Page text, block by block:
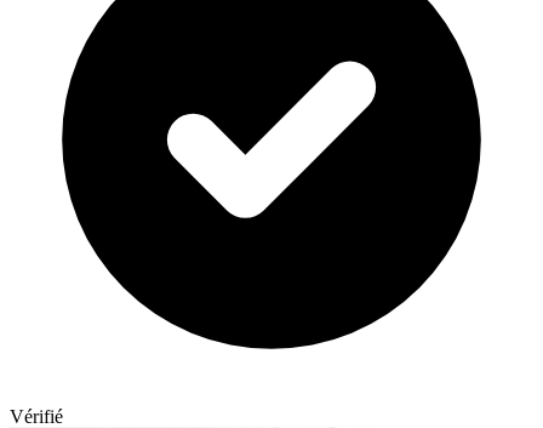
Vérifié